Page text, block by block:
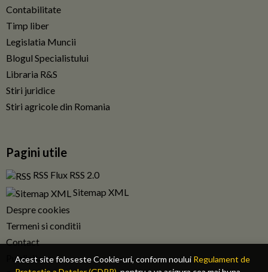
Acest site foloseste Cookie-uri, conform noului Regulament de
Contabilitate
Timp liber
Legislatia Muncii
Blogul Specialistului
Libraria R&S
Stiri juridice
Stiri agricole din Romania
Pagini utile
RSS Flux RSS 2.0
Sitemap XML
Despre cookies
Termeni si conditii
Contact
Publicitate